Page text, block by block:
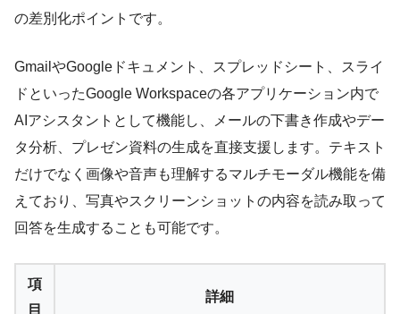
の差別化ポイントです。
GmailやGoogleドキュメント、スプレッドシート、スライ
ドといったGoogle Workspaceの各アプリケーション内で
AIアシスタントとして機能し、メールの下書き作成やデー
タ分析、プレゼン資料の生成を直接支援します。テキスト
だけでなく画像や音声も理解するマルチモーダル機能を備
えており、写真やスクリーンショットの内容を読み取って
回答を生成することも可能です。
項
目
詳細